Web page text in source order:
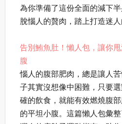
為你準備了這份全面的減下
脫惱人的贅肉，踏上打造迷人
告別鮪魚肚！懶人包，讓你
腹
惱人的腹部肥肉，總是讓人
子其實沒想像中困難，只要
確的飲食，就能有效燃燒腹
的平坦小腹。這篇懶人包彙